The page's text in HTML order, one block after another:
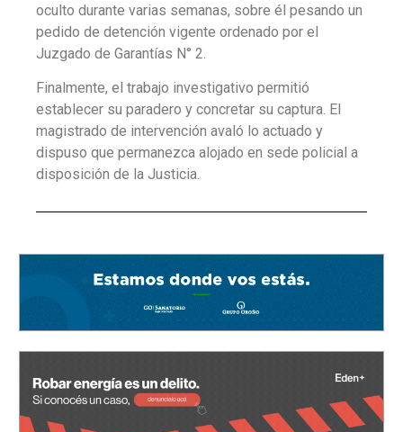
oculto durante varias semanas, sobre él pesando un
pedido de detención vigente ordenado por el
Juzgado de Garantías N° 2.
Finalmente, el trabajo investigativo permitió
establecer su paradero y concretar su captura. El
magistrado de intervención avaló lo actuado y
dispuso que permanezca alojado en sede policial a
disposición de la Justicia.